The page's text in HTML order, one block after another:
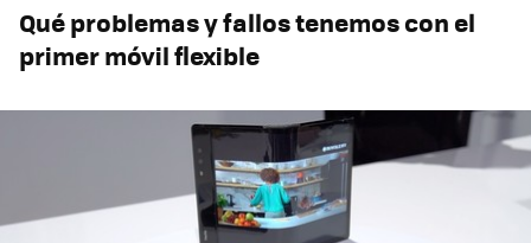
Qué problemas y fallos tenemos con el
primer móvil flexible